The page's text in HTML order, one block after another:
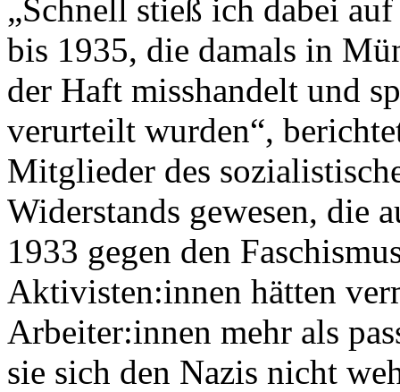
„Schnell stieß ich dabei
bis 1935, die damals in
der Haft misshandelt und
verurteilt wurden“,
Mitglieder des
Widerstands gewesen, die
1933 gegen den
Aktivisten:innen hätten
Arbeiter:innen mehr als
sie sich den Nazis nicht